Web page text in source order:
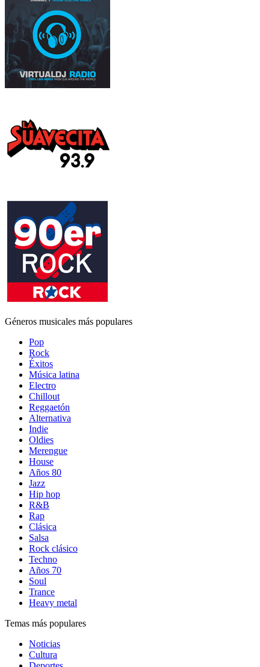
Géneros musicales más populares
Pop
Rock
Éxitos
Música latina
Electro
Chillout
Reggaetón
Alternativa
Indie
Oldies
Merengue
House
Años 80
Jazz
Hip hop
R&B
Rap
Clásica
Salsa
Rock clásico
Techno
Años 70
Soul
Trance
Heavy metal
Temas más populares
Noticias
Cultura